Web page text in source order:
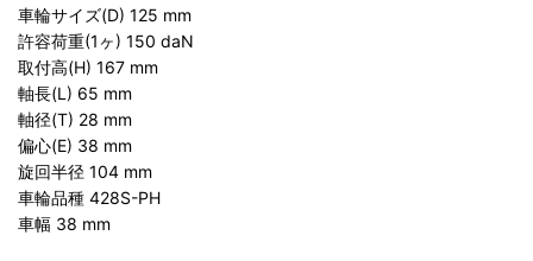
車輪サイズ(D) 125 mm
許容荷重(1ヶ) 150 daN
取付高(H) 167 mm
軸長(L) 65 mm
軸径(T) 28 mm
偏心(E) 38 mm
旋回半径 104 mm
車輪品種 428S-PH
車幅 38 mm